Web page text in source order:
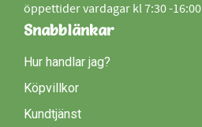
öppettider vardagar kl 7:30 -16:00
Snabblänkar
Hur handlar jag?
Köpvillkor
Kundtjänst